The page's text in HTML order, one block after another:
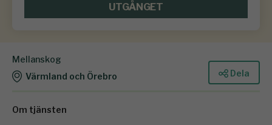
UTGÅNGET
Mellanskog
Värmland och Örebro
Dela
Om tjänsten